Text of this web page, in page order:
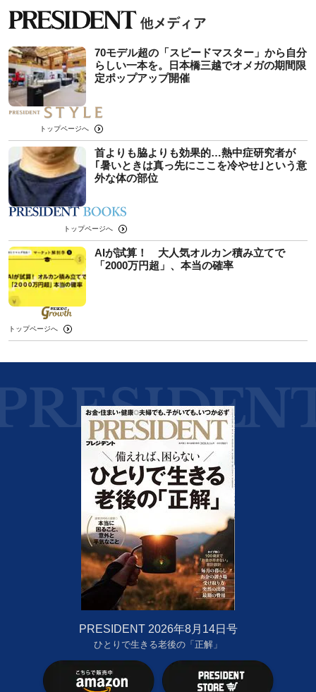
70モデル超の「スピードマスター」から自分
らしい一本を。日本橋三越でオメガの期間限
定ポップアップ開催
トップページへ
首よりも脇よりも効果的…熱中症研究者が
｢暑いときは真っ先にここを冷やせ｣という意
外な体の部位
トップページへ
AIが試算！ 大人気オルカン積み立てで
「2000万円超」、本当の確率
トップページへ
PRESIDENT 2026年8月14日号
ひとりで生きる老後の「正解」